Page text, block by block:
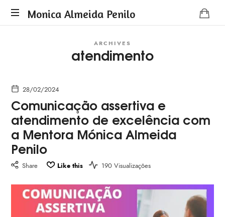
Monica
Monica Almeida Penilo
ARCHIVES
atendimento
28/02/2024
Comunicação assertiva e
atendimento de excelência com
a Mentora Mónica Almeida
Penilo
Share Like this 190 Visualizações